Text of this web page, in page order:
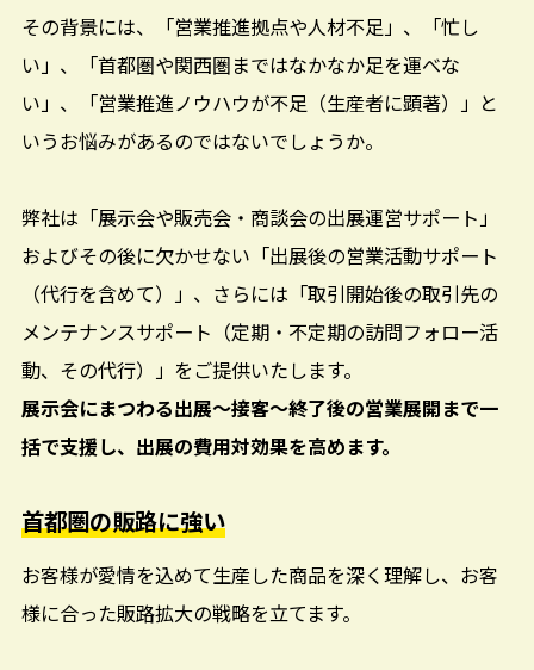
その背景には、「営業推進拠点や人材不足」、「忙し
い」、「首都圏や関西圏まではなかなか足を運べな
い」、「営業推進ノウハウが不足（生産者に顕著）」と
いうお悩みがあるのではないでしょうか。
弊社は「展示会や販売会・商談会の出展運営サポート」
およびその後に欠かせない「出展後の営業活動サポート
（代行を含めて）」、さらには「取引開始後の取引先の
メンテナンスサポート（定期・不定期の訪問フォロー活
動、その代行）」をご提供いたします。
展示会にまつわる出展〜接客〜終了後の営業展開まで一
括で支援し、出展の費用対効果を高めます。
首都圏の販路に強い
お客様が愛情を込めて生産した商品を深く理解し、お客
様に合った販路拡大の戦略を立てます。